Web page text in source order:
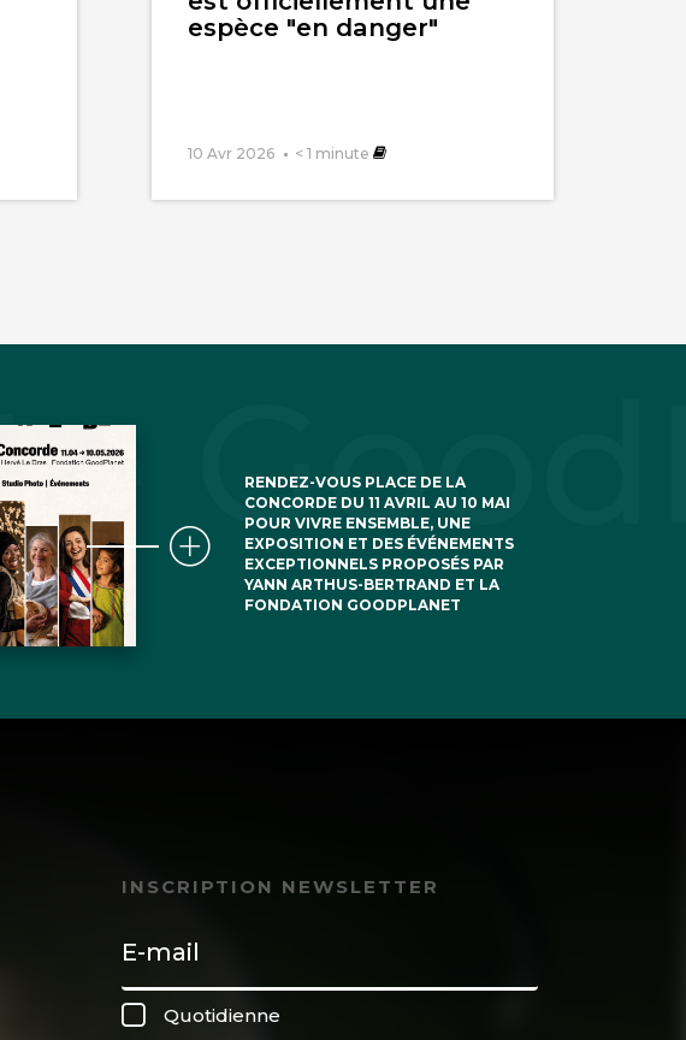
espèce "en danger"
10 Avr 2026 < 1 minute
RENDEZ-VOUS PLACE DE LA
CONCORDE DU 11 AVRIL AU 10 MAI
POUR VIVRE ENSEMBLE, UNE
EXPOSITION ET DES ÉVÉNEMENTS
EXCEPTIONNELS PROPOSÉS PAR
YANN ARTHUS-BERTRAND ET LA
FONDATION GOODPLANET
INSCRIPTION NEWSLETTER
Quotidienne